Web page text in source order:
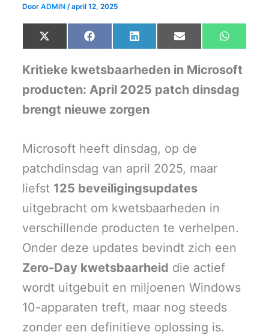
DoorADMIN/april 12, 2025
Share
on
X
(
w
i
t
r
)
Share
on
F
a
e
b
o
Share
on
L
i
k
e
I
Share
on
E
m
Share
on
W
h
t
s
p
p
Kritieke kwetsbaarheden in Microsoft
producten: April 2025 patch dinsdag
brengt nieuwe zorgen
Microsoft heeft dinsdag, op de
patchdinsdag van april 2025, maar
liefst 125 beveiligingsupdates
uitgebracht om kwetsbaarheden in
verschillende producten te verhelpen.
Onder deze updates bevindt zich een
Zero-Day kwetsbaarheid die actief
wordt uitgebuit en miljoenen Windows
10-apparaten treft, maar nog steeds
zonder een definitieve oplossing is.